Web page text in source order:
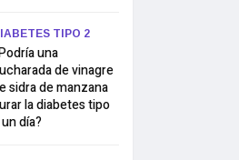
TIPO 2
una
de vinagre
sidra de manzana
la diabetes tipo
día?